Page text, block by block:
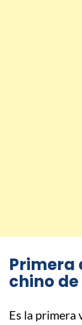
Primera
chino de
Es la primera